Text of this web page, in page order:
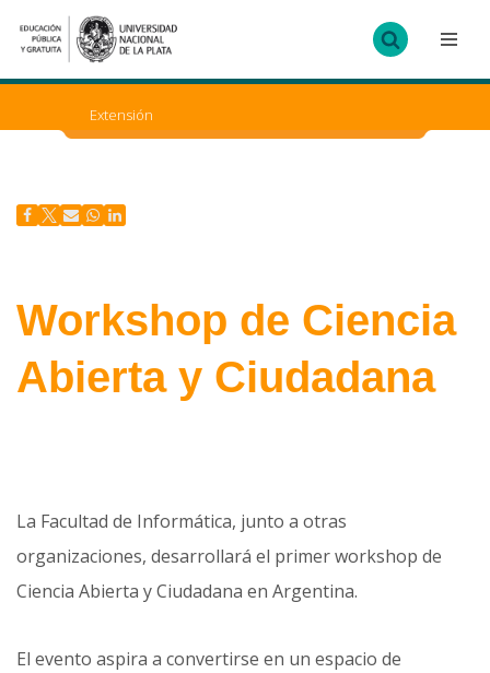
Ir
al
Extensión
Workshop de Ciencia
Abierta y Ciudadana
La Facultad de Informática, junto a otras
organizaciones, desarrollará el primer workshop de
Ciencia Abierta y Ciudadana en Argentina.
El evento aspira a convertirse en un espacio de